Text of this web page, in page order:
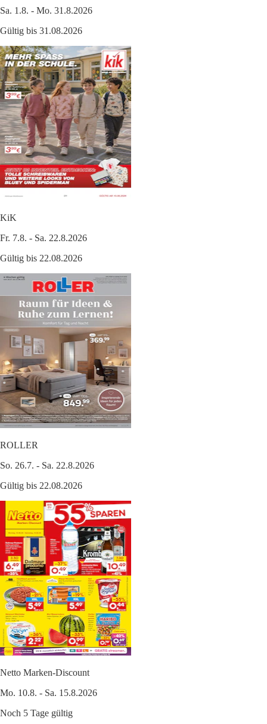
Sa. 1.8. - Mo. 31.8.2026
Gültig bis 31.08.2026
KiK
Fr. 7.8. - Sa. 22.8.2026
Gültig bis 22.08.2026
ROLLER
So. 26.7. - Sa. 22.8.2026
Gültig bis 22.08.2026
Netto Marken-Discount
Mo. 10.8. - Sa. 15.8.2026
Noch 5 Tage gültig